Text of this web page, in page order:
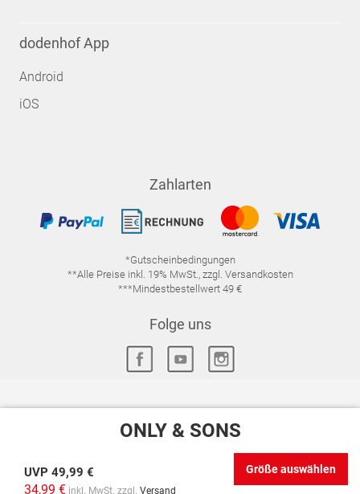
ONLY & SONS
UVP 49,99 €
34,99 € inkl. MwSt. zzgl. Versand
Größe auswählen
dodenhof App
Android
iOS
Zahlarten
*Gutscheinbedingungen
**Alle Preise inkl. 19% MwSt., zzgl. Versandkosten
***Mindestbestellwert 49 €
Folge uns
FAQ
DATENSCHUTZ
DATENSCHUTZ-EINSTELLUNGEN
WIDERRUFSRECHT
VERTRAG WIDERRUFEN